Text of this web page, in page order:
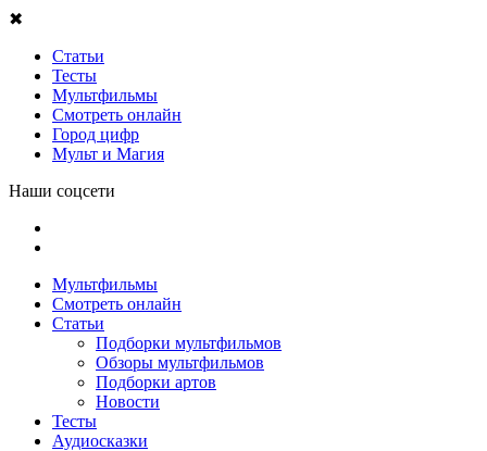
✖
Статьи
Тесты
Мультфильмы
Смотреть онлайн
Город цифр
Мульт и Магия
Наши соцсети
Мультфильмы
Смотреть онлайн
Статьи
Подборки мультфильмов
Обзоры мультфильмов
Подборки артов
Новости
Тесты
Аудиосказки